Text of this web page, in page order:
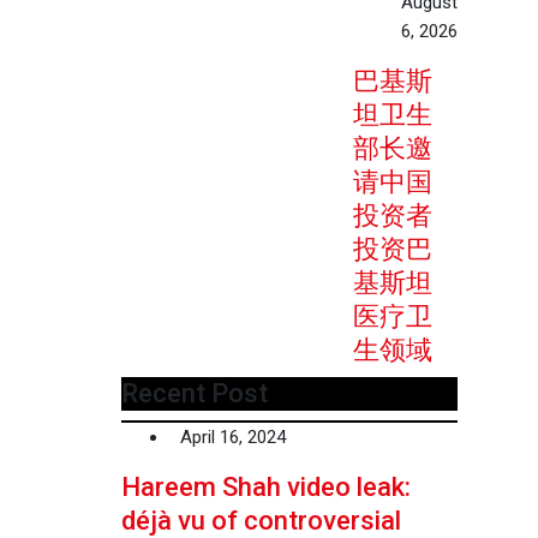
6, 2026
巴基斯
坦卫生
部长邀
请中国
投资者
投资巴
基斯坦
医疗卫
生领域
Recent Post
April 16, 2024
Hareem Shah video leak:
déjà vu of controversial